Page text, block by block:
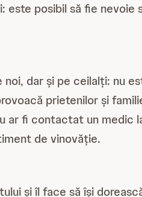
posibil să fie
dar și pe ceilalți: nu
prietenilor și
fi contactat un medic
de vinovăție.
și îl face să își